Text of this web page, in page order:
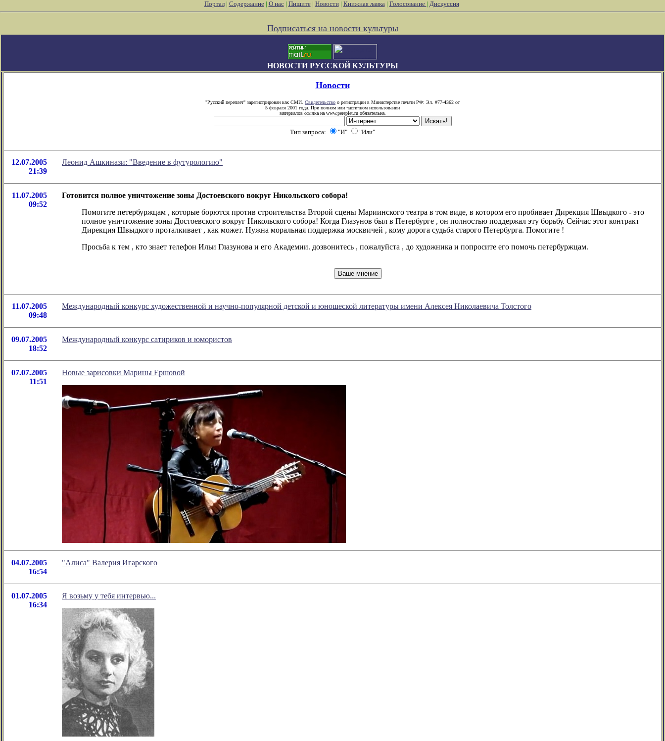
Портал| Содержание| О нас| Пишите| Новости| Книжная лавка| Голосование | Дискуссия
Подписаться на новости культуры
НОВОСТИ РУССКОЙ КУЛЬТУРЫ
Новости
"Русский переплет" зарегистрирован как СМИ. Свидетельство о регистрации в Министерстве печати РФ: Эл. #77-4362 от
5 февраля 2001 года. При полном или частичном использовании
материалов ссылка на www.pereplet.ru обязательна.
Тип запроса: "И" "Или"
12.07.2005
21:39
Леонид Ашкинази: "Введение в футурологию"
11.07.2005
09:52
Готовится полное уничтожение зоны Достоевского вокруг Никольского собора!
Помогите петербуржцам , которые борются против строительства Второй сцены Мариинского театра в том виде, в котором его пробивает Дирекция Швыдкого - это
полное уничтожение зоны Достоевского вокруг Никольского собора! Когда Глазунов был в Петербурге , он полностью поддержал эту борьбу. Сейчас этот контракт
Дирекция Швыдкого проталкивает , как может. Нужна моральная поддержка москвичей , кому дорога судьба старого Петербурга. Помогите !
Просьба к тем , кто знает телефон Ильи Глазунова и его Академии. дозвонитесь , пожалуйста , до художника и попросите его помочь петербуржцам.
11.07.2005
09:48
Международный конкурс художественной и научно-популярной детской и юношеской литературы имени Алексея Николаевича Толстого
09.07.2005
18:52
Международный конкурс сатириков и юмористов
07.07.2005
11:51
Новые зарисовки Марины Ершовой
04.07.2005
16:54
"Алиса" Валерия Игарского
01.07.2005
16:34
Я возьму у тебя интервью...